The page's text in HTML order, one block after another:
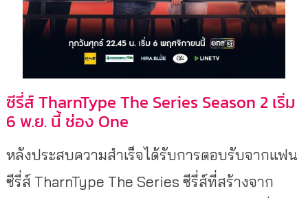
ซีรี่ส์ TharnType The Series Season 2 เริ่ม
6 พ.ย. นี้ ช่อง One
หลังประสบความสำเร็จได้รับการตอบรับจากแฟน
ซีรี่ส์ TharnType The Series ซีรี่ส์ที่สร้างจาก